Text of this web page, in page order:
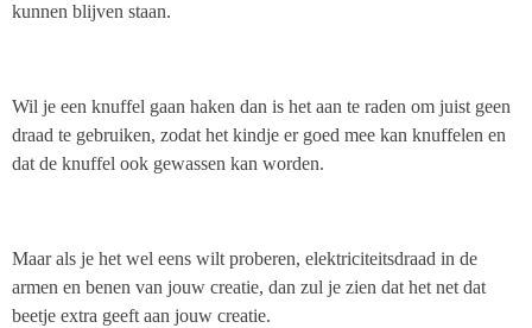
kunnen blijven staan.
Wil je een knuffel gaan haken dan is het aan te raden om juist geen
draad te gebruiken, zodat het kindje er goed mee kan knuffelen en
dat de knuffel ook gewassen kan worden.
Maar als je het wel eens wilt proberen, elektriciteitsdraad in de
armen en benen van jouw creatie, dan zul je zien dat het net dat
beetje extra geeft aan jouw creatie.